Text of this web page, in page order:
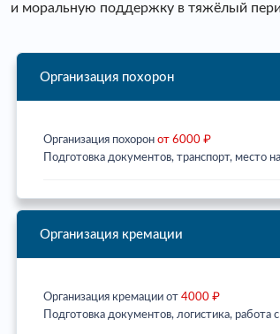
и моральную поддержку в тяжёлый
Организация похорон
Организация похорон от 6000 ₽
Подготовка документов, транспорт, место
Организация кремации
Организация кремации от 4000 ₽
Подготовка документов, логистика,